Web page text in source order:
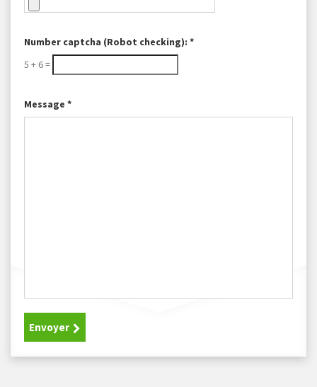
Number captcha (Robot checking): *
5 + 6 =
Message *
Envoyer